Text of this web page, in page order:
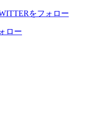
をフォロー
ロー